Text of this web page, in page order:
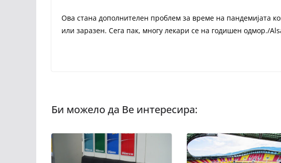
Ова стана дополнителен проблем за време на пандемијата
или заразен. Сега пак, многу лекари се на годишен одмор./